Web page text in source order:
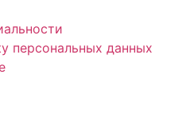
персональных данных